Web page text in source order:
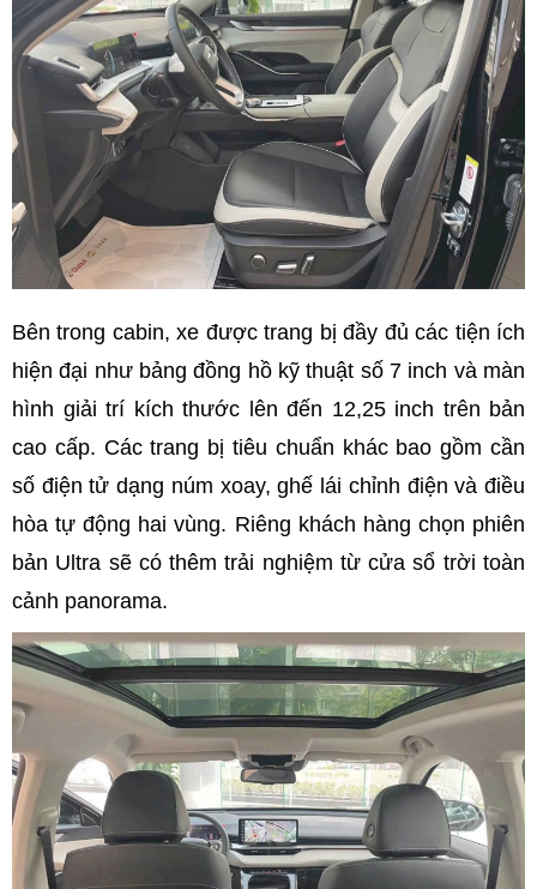
Bên trong cabin, xe được trang bị đầy đủ các tiện ích
hiện đại như bảng đồng hồ kỹ thuật số 7 inch và màn
hình giải trí kích thước lên đến 12,25 inch trên bản
cao cấp. Các trang bị tiêu chuẩn khác bao gồm cần
số điện tử dạng núm xoay, ghế lái chỉnh điện và điều
hòa tự động hai vùng. Riêng khách hàng chọn phiên
bản Ultra sẽ có thêm trải nghiệm từ cửa sổ trời toàn
cảnh panorama.